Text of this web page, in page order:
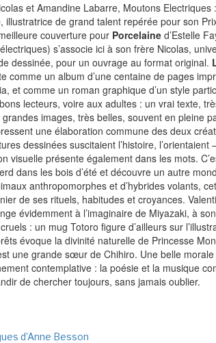
et Amandine Labarre, Moutons Electriques :
illustratrice de grand talent repérée pour son
couverture pour Porcelaine d’Estelle
s’associe ici à son frère Nicolas,
dessinée, pour un ouvrage au format original.
comme un album d’une centaine de pages
et comme un roman graphique d’un style
lecteurs, voire aux adultes : un vrai texte,
images, très belles, souvent en pleine
une élaboration commune des deux
dessinées suscitaient l’histoire,
visuelle présente également dans les mots.
dans les bois d’été et découvre un autre
anthropomorphes et d’hybrides volants,
de ses rituels, habitudes et croyances.
évidemment à l’imaginaire de Miyazaki, à
: un mug Totoro figure d’ailleurs sur
évoque la divinité naturelle de Princesse
une grande sœur de Chihiro. Une belle
contemplative : la poésie et la musique
de chercher toujours, sans jamais oublier.
d’Anne Besson